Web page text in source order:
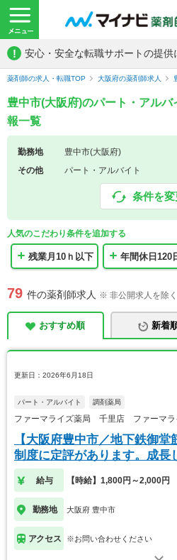
! 安心・安全な転職サポートの提供
薬剤師の求人・転職TOP 大阪府の薬剤師求人
豊中市(大阪府)のパート・アル
報一覧
勤務地
豊中市(大阪府)
その他
パート・アルバイト
条件を変
人気のこだわり条件を追加する
残業月10ｈ以下 年間休日120
79 件の薬剤師求人 ※ 非公開求人を除く
おすすめ順 新着
更新日：2026年6月18日
パート・アルバイト 調剤薬局
ファーマライズ薬局 千里店 ファーマラ
【大阪府豊中市／地下鉄御
制度に定評があります。成長
給与 【時給】1,800円～2,000円
勤務地 大阪府 豊中市
アクセス ※お問い合わせください